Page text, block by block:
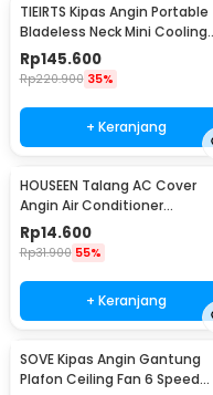
TIEIRTS Kipas Angin Portable
Bladeless Neck Mini Cooling
Fan 5000mAh - H12
Rp145.600
Rp220.900 35%
+ Keranjang
HOUSEEN Talang AC Cover
Angin Air Conditioner
Windshield Deflector - YH-JJ-
80
Rp14.600
Rp31.900 55%
+ Keranjang
SOVE Kipas Angin Gantung
Plafon Ceiling Fan 6 Speed